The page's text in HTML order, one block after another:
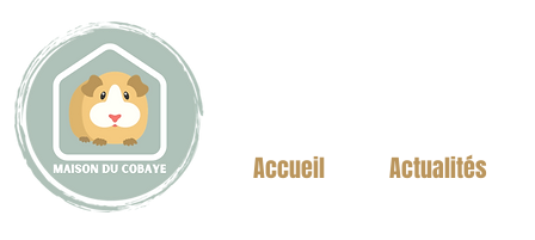
Accueil Actualités